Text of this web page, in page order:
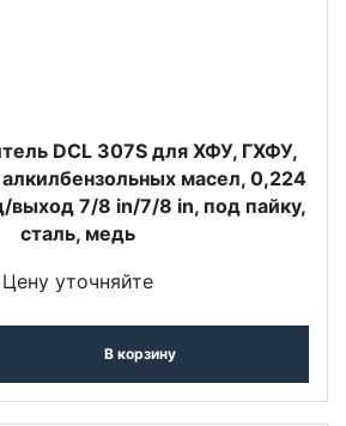
DCL 307S для ХФУ, ГХФУ,
масел, 0,224
выход 7/8 in/7/8 in, под пайку,
сталь, медь
Цену уточняйте
В корзину